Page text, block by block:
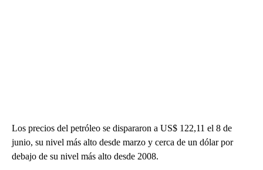
Los precios del petróleo se dispararon a US$ 122,11 el 8 de
junio, su nivel más alto desde marzo y cerca de un dólar por
debajo de su nivel más alto desde 2008.